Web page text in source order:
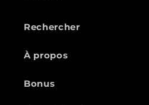
Rechercher
À propos
Bonus